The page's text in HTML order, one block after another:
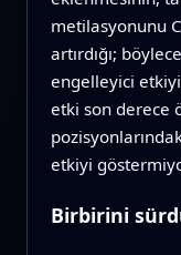
metilasyonunu
artırdığı;
engelleyici
etki son derece
etkiyi
Birbirini